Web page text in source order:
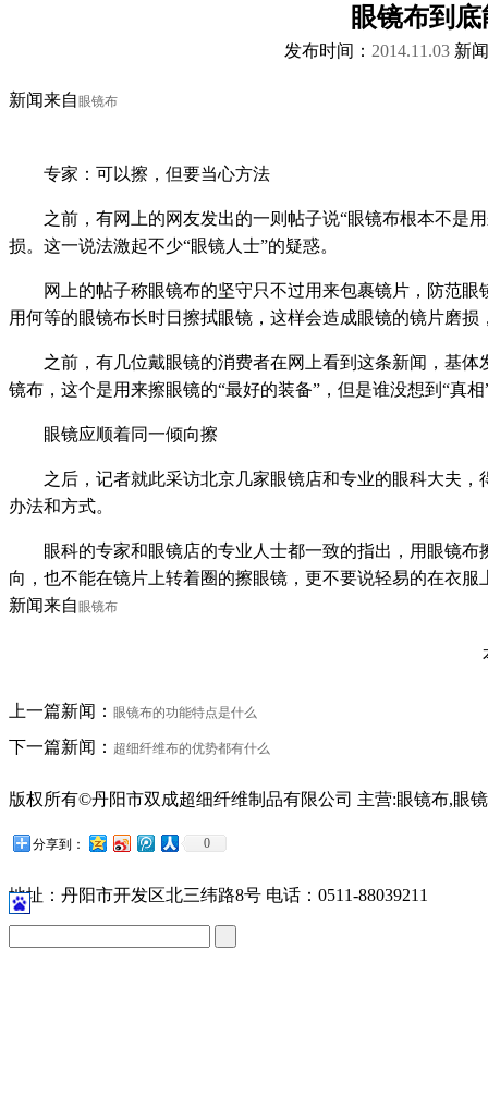
眼镜布到
发布时间： 2014.11.03 新
新闻来自 眼镜布
专家：可以擦，但要当心方法
之前，有网上的网友发出的一则帖子说“眼镜布根本不是用
损。这一说法激起不少“眼镜人士”的疑惑。
网上的帖子称眼镜布的坚守只不过用来包裹镜片，防范眼
用何等的眼镜布长时日擦拭眼镜，这样会造成眼镜的镜片磨损
之前，有几位戴眼镜的消费者在网上看到这条新闻，基体
镜布，这个是用来擦眼镜的“最好的装备”，但是谁没想到“真
眼镜应顺着同一倾向擦
之后，记者就此采访北京几家眼镜店和专业的眼科大夫，
办法和方式。
眼科的专家和眼镜店的专业人士都一致的指出，用眼镜布
向，也不能在镜片上转着圈的擦眼镜，更不要说轻易的在衣
新闻来自 眼镜布
上一篇新闻： 眼镜布的功能特点是什么
下一篇新闻： 超细纤维布的优势都有什么
版权所有©丹阳市双成超细纤维制品有限公司 主营:眼镜布,眼
分享到： 0
地址：丹阳市开发区北三纬路8号 电话：0511-88039211